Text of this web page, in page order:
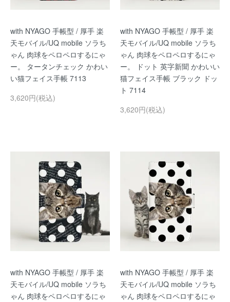
with NYAGO 手帳型 / 厚手 楽
天モバイル/UQ mobile ソラち
ゃん 肉球をペロペロするにゃ
ー。 タータンチェック かわい
い猫フェイス手帳 7113
3,620円(税込)
with NYAGO 手帳型 / 厚手 楽
天モバイル/UQ mobile ソラち
ゃん 肉球をペロペロするにゃ
ー。 ドット 英字新聞 かわいい
猫フェイス手帳 ブラック ドッ
ト 7114
3,620円(税込)
with NYAGO 手帳型 / 厚手 楽
天モバイル/UQ mobile ソラち
ゃん 肉球をペロペロするにゃ
with NYAGO 手帳型 / 厚手 楽
天モバイル/UQ mobile ソラち
ゃん 肉球をペロペロするにゃ